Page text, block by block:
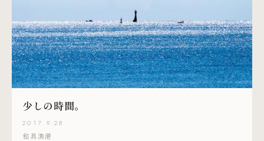
少しの時間。
2017.9.28
和具漁港